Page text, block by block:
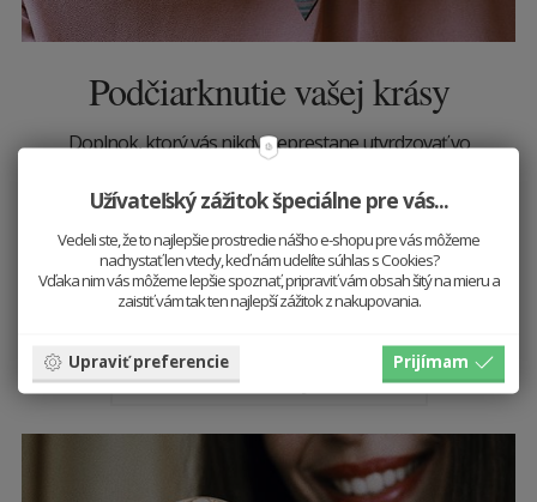
Podčiarknutie vašej krásy
Doplnok, ktorý vás nikdy neprestane utvrdzovať vo
naopak vždy pripomína neobyčajný pôvab svojej
majiteľky.
Praktický rozmer nám umožňuje dať si drevené
zrkadielko kdekoľvek a hravý dizajn spôsobuje, že
Prehliadnuť si všetky zrkadielka
Užívateľský zážitok špeciálne pre vás...
Vedeli ste, že to najlepšie prostredie nášho e-shopu pre vás môžeme
nachystať len vtedy, keď nám udelíte súhlas s Cookies?
Vďaka nim vás môžeme lepšie spoznať, pripraviť vám obsah šitý na mieru a
zaistiť vám tak ten najlepší zážitok z nakupovania.
Upraviť preferencie Prijímam